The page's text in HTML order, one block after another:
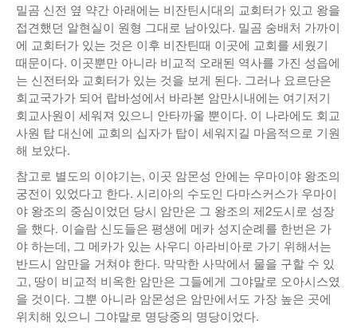
밀곰 신전 옆 약간 아래에는 비잔틴시대의 교회터가 있고 왕을
접견했던 알현실이 원형 그대로 남아있다. 밀곰 숭배처 가까이
에 교회터가 있는 것은 이후 비잔틴때 이곳에 교회를 세웠기
때문이다. 이곳뿐만 아니라 비교적 오래된 역사를 가진 성읍에
는 신전터와 교회터가 있는 것을 보게 된다. 그러나 요르단은
회교국가가 되어 랍바성에서 바라본 암만시내에는 여기저기
회교사원이 세워져 있으니 안타까울 뿐이다. 이 나라에도 회교
사원 탑 대신에 교회의 십자가 탑이 세워지길 마음적으로 기원
해 보았다.
참고로 별도의 이야기는, 이곳 암몬성 안에는 우마이야 왕조의
궁전이 있었다고 한다. 시리아의 수도인 다마스커스가 우마이
야 왕조의 중심이었던 당시 암만은 그 왕조의 제2도시로 성장
을 했다. 이슬람 신도들은 평생에 메카 성지순례를 한번은 가
야 하는데, 그 메카가 있는 사우디 아라비아로 가기 위해서는
반드시 암만을 거쳐야 한다. 막막한 사막에서 물을 구할 수 있
고, 땅이 비교적 비옥한 암만은 그들에게 그야말로 오아시스였
을 것이다. 그뿐 아니라 암몬성은 암만에서도 가장 높은 곳에
위치해 있으니 그야말로 명당중의 명당이었다.